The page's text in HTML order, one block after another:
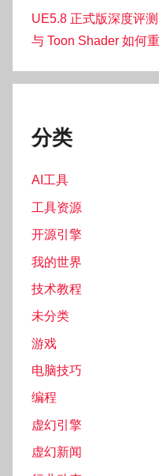
UE5.8 正式版深度评
与 Toon Shader 如何
分类
AI工具
工具资源
开源引擎
我的世界
技术教程
未分类
游戏
电脑技巧
编程
虚幻引擎
虚幻新闻